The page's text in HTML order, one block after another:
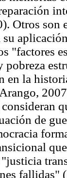
Otros son
su
"factores
pobreza
la
de
"justicia
fallidas"